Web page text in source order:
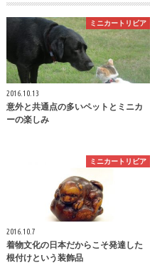
ミニカートリビア
2016.10.13
意外と共通点の多いペットとミニカ
ーの楽しみ
ミニカートリビア
2016.10.7
着物文化の日本だからこそ発達した
根付けという装飾品